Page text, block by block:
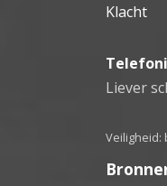
Klacht
Liever
Veiligheid: